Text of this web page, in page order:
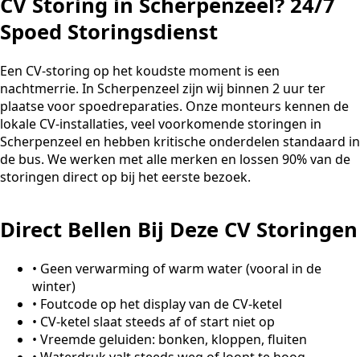
Spoed Storingsdienst
Een CV-storing op het koudste moment is een
nachtmerrie. In Scherpenzeel zijn wij binnen 2 uur ter
plaatse voor spoedreparaties. Onze monteurs kennen de
lokale CV-installaties, veel voorkomende storingen in
Scherpenzeel en hebben kritische onderdelen standaard in
de bus. We werken met alle merken en lossen 90% van de
storingen direct op bij het eerste bezoek.
Direct Bellen Bij Deze CV Storingen
• Geen verwarming of warm water (vooral in de
winter)
• Foutcode op het display van de CV-ketel
• CV-ketel slaat steeds af of start niet op
• Vreemde geluiden: bonken, kloppen, fluiten